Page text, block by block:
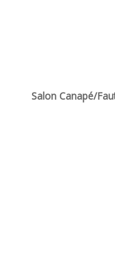
Salon Canapé/